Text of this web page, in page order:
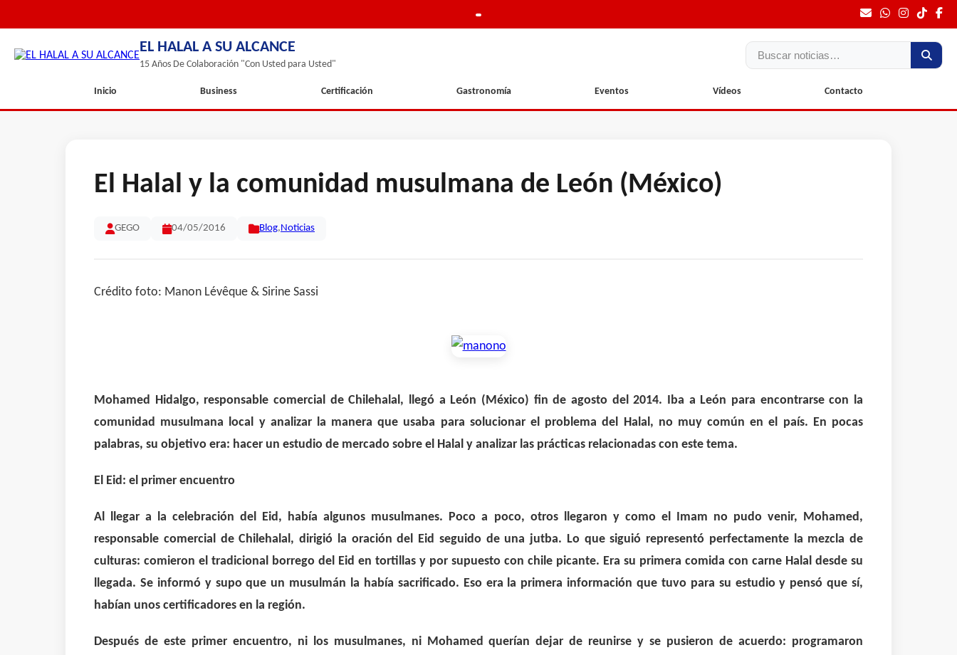
EL HALAL A SU ALCANCE
15 Años De Colaboración "Con Usted para Usted"
Buscar
Inicio Business Certificación Gastronomía Eventos Vídeos Contacto
El Halal y la comunidad musulmana de León (México)
GEGO 04/05/2016 Blog,Noticias
Crédito foto: Manon Lévêque & Sirine Sassi
Mohamed Hidalgo, responsable comercial de Chilehalal, llegó a León (México) fin de agosto del 2014. Iba a León para encontrarse con la
comunidad musulmana local y analizar la manera que usaba para solucionar el problema del Halal, no muy común en el país. En pocas
palabras, su objetivo era: hacer un estudio de mercado sobre el Halal y analizar las prácticas relacionadas con este tema.
El Eid: el primer encuentro
Al llegar a la celebración del Eid, había algunos musulmanes. Poco a poco, otros llegaron y como el Imam no pudo venir, Mohamed,
responsable comercial de Chilehalal, dirigió la oración del Eid seguido de una jutba. Lo que siguió representó perfectamente la mezcla de
culturas: comieron el tradicional borrego del Eid en tortillas y por supuesto con chile picante. Era su primera comida con carne Halal desde su
llegada. Se informó y supo que un musulmán la había sacrificado. Eso era la primera información que tuvo para su estudio y pensó que sí,
habían unos certificadores en la región.
Después de este primer encuentro, ni los musulmanes, ni Mohamed querían dejar de reunirse y se pusieron de acuerdo: programaron